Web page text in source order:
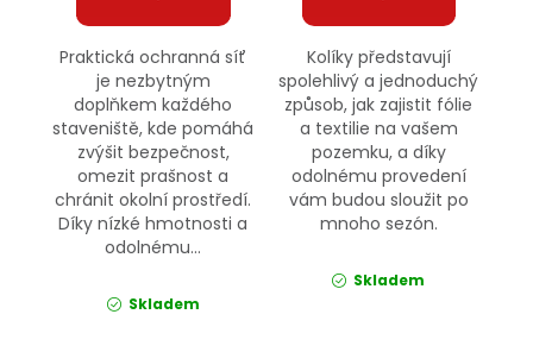
Praktická ochranná síť
je nezbytným
doplňkem každého
staveniště, kde pomáhá
zvýšit bezpečnost,
omezit prašnost a
chránit okolní prostředí.
Díky nízké hmotnosti a
odolnému...
Skladem
Kolíky představují
spolehlivý a jednoduchý
způsob, jak zajistit fólie
a textilie na vašem
pozemku, a díky
odolnému provedení
vám budou sloužit po
mnoho sezón.
Skladem